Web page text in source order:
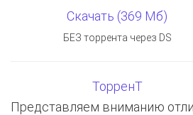
Скачать (369 Мб)
БЕЗ торрента через DS
ТорренТ
Представляем вниманию